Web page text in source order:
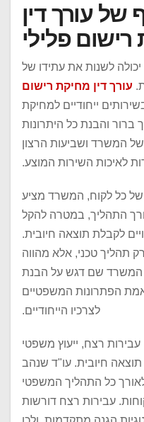
של עורך דין
פלילי‏
לשנות את עתידו של
עורך דין מחיקת רישום
ייחודיים למחיקת
ברור והבנת כל היתרונות
המשרד ושביעות הרצון
לאיכות השירות המוצע.‏
של כל לקוח, המשרד מציע
אורך התהליך, במטרה להקל
לקבלת תוצאה חיובית.
תהליך טכני, אלא מהווה
המשרד שם דגש על הבנת
הפתרונות המשפטיים
לצרכיו הייחודיים.‏
רצח, ייעוץ משפטי
חיובית. עו"ד שנהב
לאורך כל התהליך המשפטי
עבירות רצח דורשות